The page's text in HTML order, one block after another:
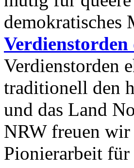
demokratisches
Verdienstorden
traditionell den
und das Land
NRW freuen wir
Pionierarbeit